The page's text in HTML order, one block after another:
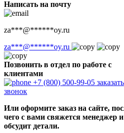
Написать на почту
za***@******oy.ru
za***@******oy.ru
Позвонить в отдел по работе с
клиентами
+7 (800) 500-99-05 заказать
звонок
Или оформите заказ на сайте,
чего с вами свяжется менеджер и
обсудит детали.